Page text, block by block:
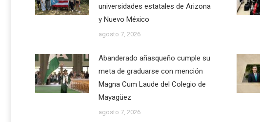
universidades estatales de Arizona
y Nuevo México
agosto 7, 2026
Abanderado añasqueño cumple su
meta de graduarse con mención
Magna Cum Laude del Colegio de
Mayagüez
agosto 7, 2026